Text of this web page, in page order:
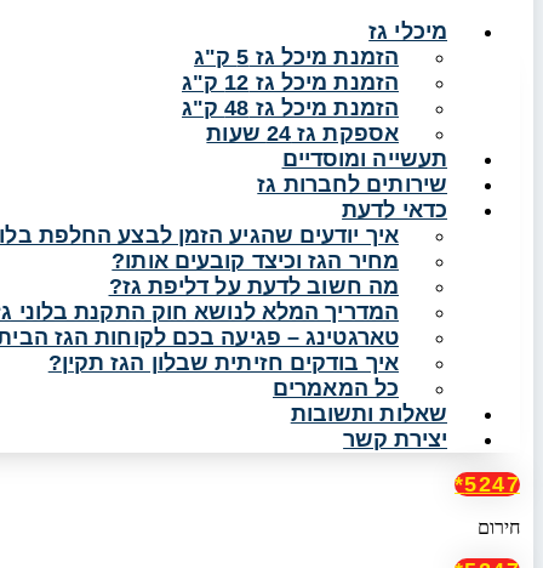
מיכלי גז
הזמנת מיכל גז 5 ק"ג
הזמנת מיכל גז 12 ק"ג
הזמנת מיכל גז 48 ק"ג
אספקת גז 24 שעות
תעשייה ומוסדיים
שירותים לחברות גז
כדאי לדעת
איך יודעים שהגיע הזמן לבצע החלפת
מחיר הגז וכיצד קובעים אותו?
מה חשוב לדעת על דליפת גז?
המדריך המלא לנושא חוק התקנת בלוני
טארגטינג – פגיעה בכם לקוחות הגז
איך בודקים חזיתית שבלון הגז תקין?
כל המאמרים
שאלות ותשובות
יצירת קשר
5247*
חירום